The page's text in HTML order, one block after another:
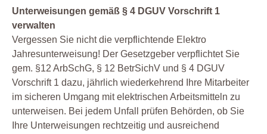
Unterweisungen gemäß § 4 DGUV Vorschrift 1
verwalten
Vergessen Sie nicht die verpflichtende Elektro
Jahresunterweisung! Der Gesetzgeber verpflichtet Sie
gem. §12 ArbSchG, § 12 BetrSichV und § 4 DGUV
Vorschrift 1 dazu, jährlich wiederkehrend Ihre Mitarbeiter
im sicheren Umgang mit elektrischen Arbeitsmitteln zu
unterweisen. Bei jedem Unfall prüfen Behörden, ob Sie
Ihre Unterweisungen rechtzeitig und ausreichend